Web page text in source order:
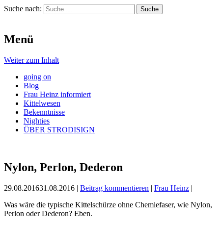
Suche nach:
Kulturversorgungsraum
Projekt Strodisign
Menü
Weiter zum Inhalt
going on
Blog
Frau Heinz informiert
Kittelwesen
Bekenntnisse
Nighties
ÜBER STRODISIGN
Nylon, Perlon, Dederon
29.08.201631.08.2016 | Beitrag kommentieren | Frau Heinz |
Was wäre die typische Kittelschürze ohne Chemiefaser, wie Nylon,
Perlon oder Dederon? Eben.